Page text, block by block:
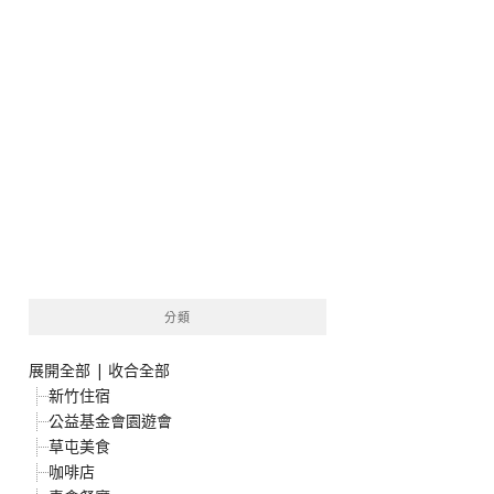
分類
展開全部 | 收合全部
新竹住宿
公益基金會園遊會
草屯美食
咖啡店